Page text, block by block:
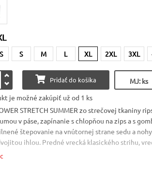
S M L XL 2XL 3XL
Pridať do košíka
MJ: ks
je možné zakúpiť už od 1 ks
STRETCH SUMMER zo strečovej tkaniny
v páse, zapínanie s chlopňou na zips a s
štepovanie na vnútornej strane sedu a
ihlou. Predné vrecká klasického strihu,
po oblečení odevu, bočná úchytka na meter